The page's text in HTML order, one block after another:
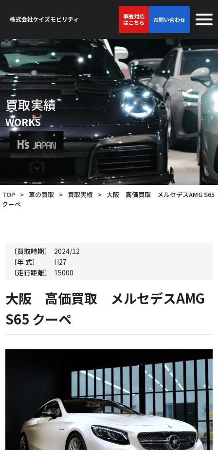
事故対応
はこちら
お問い合わせ
買取実績
WORKS
TOP > 車の買取 > 買取実績 > 大阪 高価買取 メルセデスAMG S65
クーペ
〔買取時期〕
2024/12
〔年 式〕
H27
〔走行距離〕
15000
大阪 高価買取 メルセデスAMG
S65 クーペ